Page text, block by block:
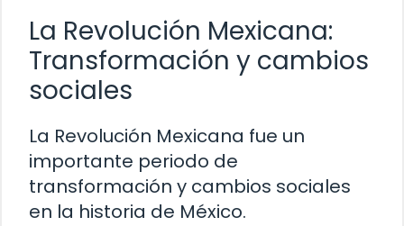
La Revolución Mexicana:
Transformación y cambios
sociales
La Revolución Mexicana fue un
importante periodo de
transformación y cambios sociales
en la historia de México.